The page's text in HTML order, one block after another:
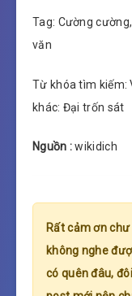
Tag: Cường
văn
Từ khóa tìm kiếm:
khác: Đại trốn sát
Nguồn :wikidich
Rất cảm ơn
không nghe
có quên đâu,